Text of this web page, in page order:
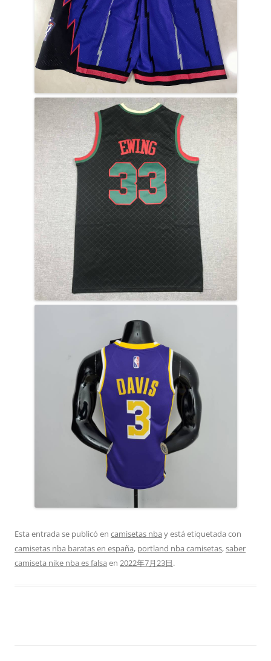
Esta entrada se publicó en camisetas nba y está etiquetada con
camisetas nba baratas en españa, portland nba camisetas,saber
camiseta nike nba es falsa en 2022年7月23日.